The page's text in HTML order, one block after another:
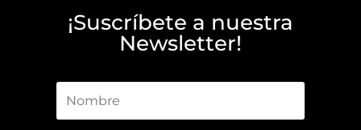
¡Suscríbete a nuestra
Newsletter!